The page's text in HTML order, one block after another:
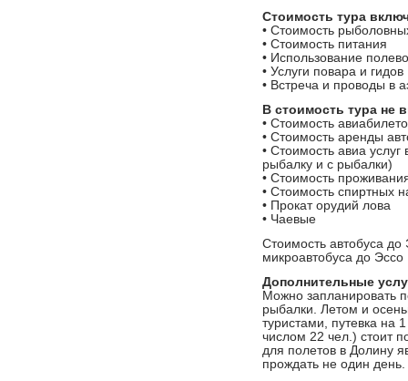
Стоимость тура
• Стоимость
• Стоимость питания
• Использование
• Услуги повара и гидов
• Встреча и проводы в
В стоимость тура не
• Стоимость
• Стоимость аренды
• Стоимость авиа
рыбалку и с рыбалки)
• Стоимость
• Стоимость спиртных
• Прокат орудий лова
• Чаевые
Стоимость автобуса
микроавтобуса до
Дополнительные
Можно запланировать
рыбалки. Летом и
туристами, путевка на
числом 22 чел.) стоит
для полетов в Долину
прождать не один день.